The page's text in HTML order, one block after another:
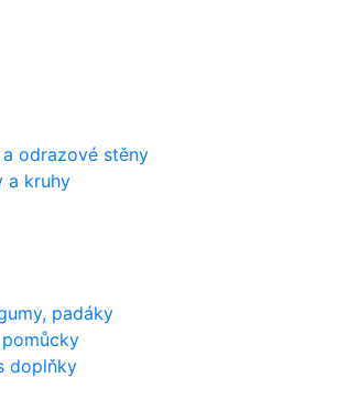
odrazové stěny
a kruhy
padáky
doplňky